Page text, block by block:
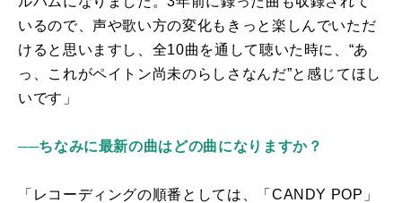
いるので、声や歌い方の変化もきっと楽しんでいただ
けると思いますし、全10曲を通して聴いた時に、“あ
っ、これがペイトン尚未のらしさなんだ”と感じてほし
いです」
──ちなみに最新の曲はどの曲になりますか？
「レコーディングの順番としては、「 CANDY POP 」